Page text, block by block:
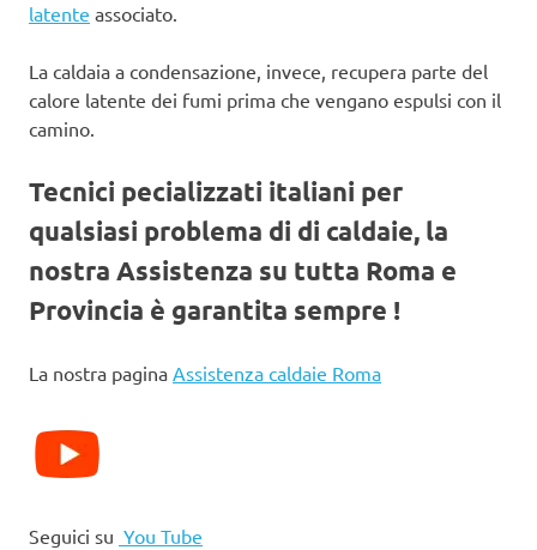
latente associato.
La caldaia a condensazione, invece, recupera parte del
calore latente dei fumi prima che vengano espulsi con il
camino.
Tecnici pecializzati italiani per
qualsiasi problema di di caldaie, la
nostra Assistenza su tutta Roma e
Provincia è garantita sempre !
La nostra pagina Assistenza caldaie Roma
Seguici su You Tube